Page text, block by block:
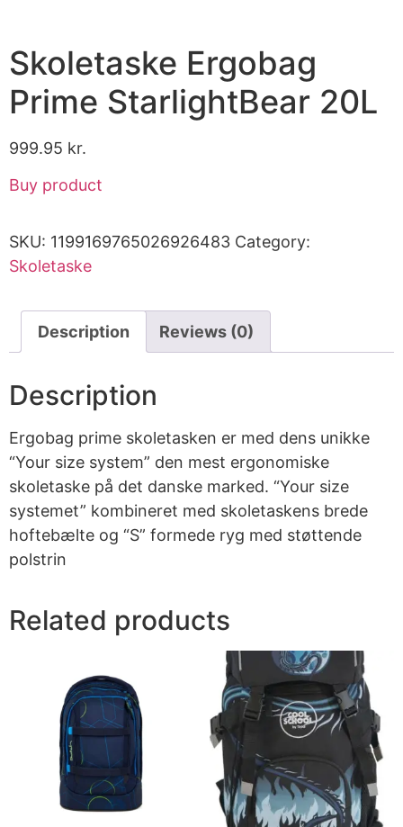
Skoletaske Ergobag
Prime StarlightBear 20L
999.95 kr.
Buy product
SKU: 1199169765026926483 Category:
Skoletaske
Description Reviews (0)
Description
Ergobag prime skoletasken er med dens unikke
“Your size system” den mest ergonomiske
skoletaske på det danske marked. “Your size
systemet” kombineret med skoletaskens brede
hoftebælte og “S” formede ryg med støttende
polstrin
Related products